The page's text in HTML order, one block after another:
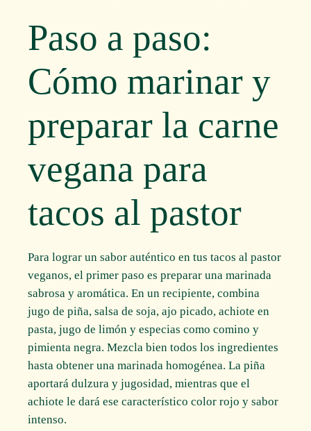
Paso a paso:
Cómo marinar y
preparar la carne
vegana para
tacos al pastor
Para lograr un sabor auténtico en tus tacos al pastor
veganos, el primer paso es preparar una marinada
sabrosa y aromática. En un recipiente, combina
jugo de piña, salsa de soja, ajo picado, achiote en
pasta, jugo de limón y especias como comino y
pimienta negra. Mezcla bien todos los ingredientes
hasta obtener una marinada homogénea. La piña
aportará dulzura y jugosidad, mientras que el
achiote le dará ese característico color rojo y sabor
intenso.